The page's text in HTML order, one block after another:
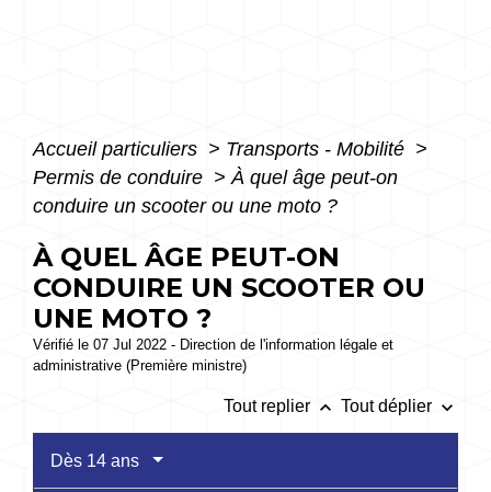
Accueil particuliers > Transports - Mobilité >
Permis de conduire > À quel âge peut-on
conduire un scooter ou une moto ?
À QUEL ÂGE PEUT-ON
CONDUIRE UN SCOOTER OU
UNE MOTO ?
Vérifié le 07 Jul 2022 - Direction de l'information légale et
administrative (Première ministre)
Tout replier keyboard_arrow_up Tout déplier keyboard_arrow_down
Dès 14 ans